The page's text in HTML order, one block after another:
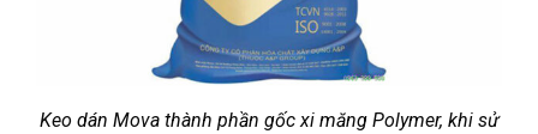
Keo dán Mova thành phần gốc xi măng Polymer, khi sử